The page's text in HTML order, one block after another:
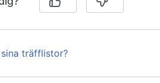
träfflistor?